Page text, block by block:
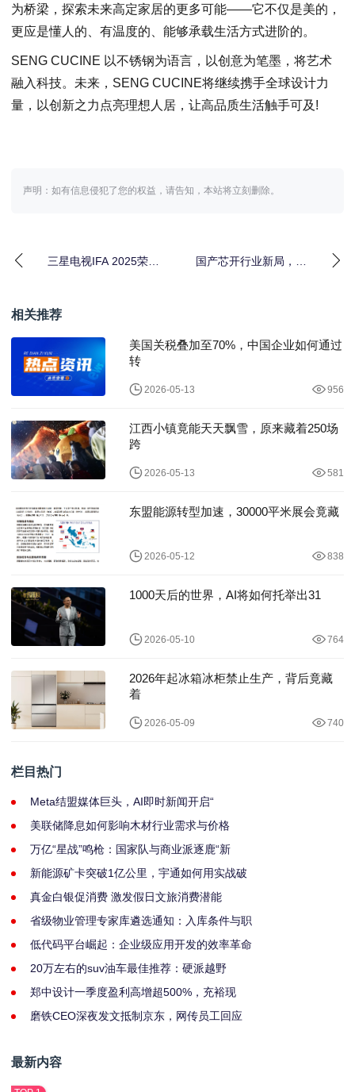
为桥梁，探索未来高定家居的更多可能——它不仅是美的，
更应是懂人的、有温度的、能够承载生活方式进阶的。
SENG CUCINE 以不锈钢为语言，以创意为笔墨，将艺术
融入科技。未来，SENG CUCINE将继续携手全球设计力
量，以创新之力点亮理想人居，让高品质生活触手可及!
声明：如有信息侵犯了您的权益，请告知，本站将立刻删除。
三星电视IFA 2025荣耀
国产芯开行业新局，至
相关推荐
美国关税叠加至70%，中国企业如何通过
转
2026-05-13 956
江西小镇竟能天天飘雪，原来藏着250场
跨
2026-05-13 581
东盟能源转型加速，30000平米展会竟藏
2026-05-12 838
1000天后的世界，AI将如何托举出31
2026-05-10 764
2026年起冰箱冰柜禁止生产，背后竟藏
着
2026-05-09 740
栏目热门
Meta结盟媒体巨头，AI即时新闻开启“
美联储降息如何影响木材行业需求与价格
万亿“星战”鸣枪：国家队与商业派逐鹿“新
新能源矿卡突破1亿公里，宇通如何用实战破
真金白银促消费 激发假日文旅消费潜能
省级物业管理专家库遴选通知：入库条件与职
低代码平台崛起：企业级应用开发的效率革命
20万左右的suv油车最佳推荐：硬派越野
郑中设计一季度盈利高增超500%，充裕现
磨铁CEO深夜发文抵制京东，网传员工回应
最新内容